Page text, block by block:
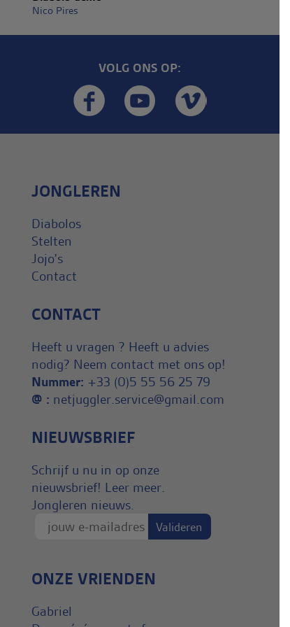
Nico Pires
VOLG ONS OP:
JONGLEREN
Diabolos
Stelten
Jojo's
Contact
CONTACT
Heeft u vragen ? Heeft u advies
nodig? Neem contact met ons op!
Nummer: +33 (0)5 55 56 25 79
@ : netjuggler.service@gmail.com
NIEUWSBRIEF
Schrijf u nu in op onze
nieuwsbrief! Leer meer.
Jongleren nieuws.
ONZE VRIENDEN
Gabriel